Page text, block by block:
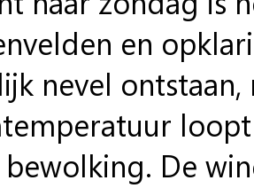
en
nevel
loopt
De